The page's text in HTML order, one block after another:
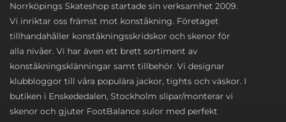
Norrköpings Skateshop startade sin verksamhet 2009.
Vi inriktar oss främst mot konståkning. Företaget
tillhandahåller konståkningsskridskor och skenor för
alla nivåer. Vi har även ett brett sortiment av
konståkningsklänningar samt tillbehör. Vi designar
klubbloggor till våra populära jackor, tights och väskor. I
butiken i Enskededalen, Stockholm slipar/monterar vi
skenor och gjuter FootBalance sulor med perfekt